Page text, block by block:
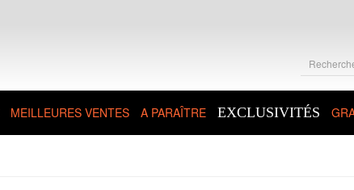
MEILLEURES VENTES A PARAÎTRE EXCLUSIVITÉS